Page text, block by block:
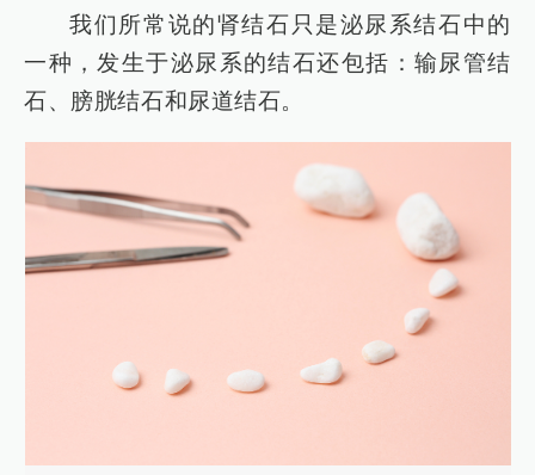
我们所常说的肾结石只是泌尿系结石中的
一种，发生于泌尿系的结石还包括：输尿管结
石、膀胱结石和尿道结石。